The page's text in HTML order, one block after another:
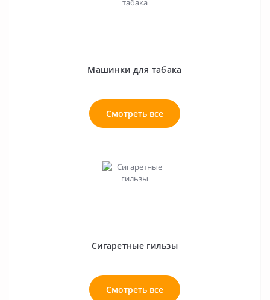
Машинки для табака
Смотреть все
Сигаретные гильзы
Смотреть все